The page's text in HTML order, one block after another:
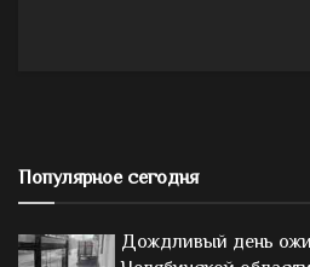
Популярное сегодня
Дождливый день